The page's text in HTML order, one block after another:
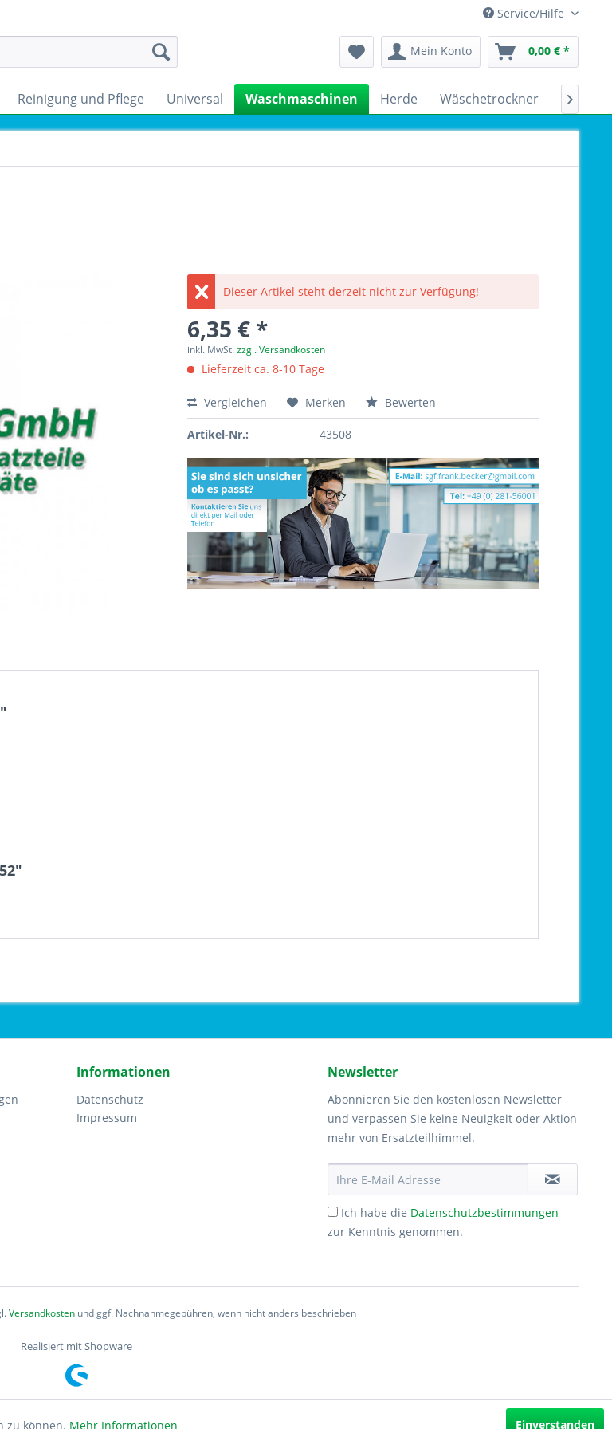
Service/Hilfe
Mein Konto 0,00 € *
Reinigung und Pflege Universal Waschmaschinen Herde Wäschetrockner 
Dieser Artikel steht derzeit nicht zur Verfügung!
6,35 € *
inkl. MwSt.zzgl. Versandkosten
Lieferzeit ca. 8-10 Tage
Vergleichen Merken Bewerten
Artikel-Nr.: 43508
Informationen
Datenschutz
Impressum
Newsletter
Abonnieren Sie den kostenlosen Newsletter
und verpassen Sie keine Neuigkeit oder Aktion
mehr von Ersatzteilhimmel.
Ich habe die Datenschutzbestimmungen
zur Kenntnis genommen.
Versandkostenund ggf. Nachnahmegebühren, wenn nicht anders beschrieben
Realisiert mit Shopware
zu können. Mehr Informationen Einverstanden